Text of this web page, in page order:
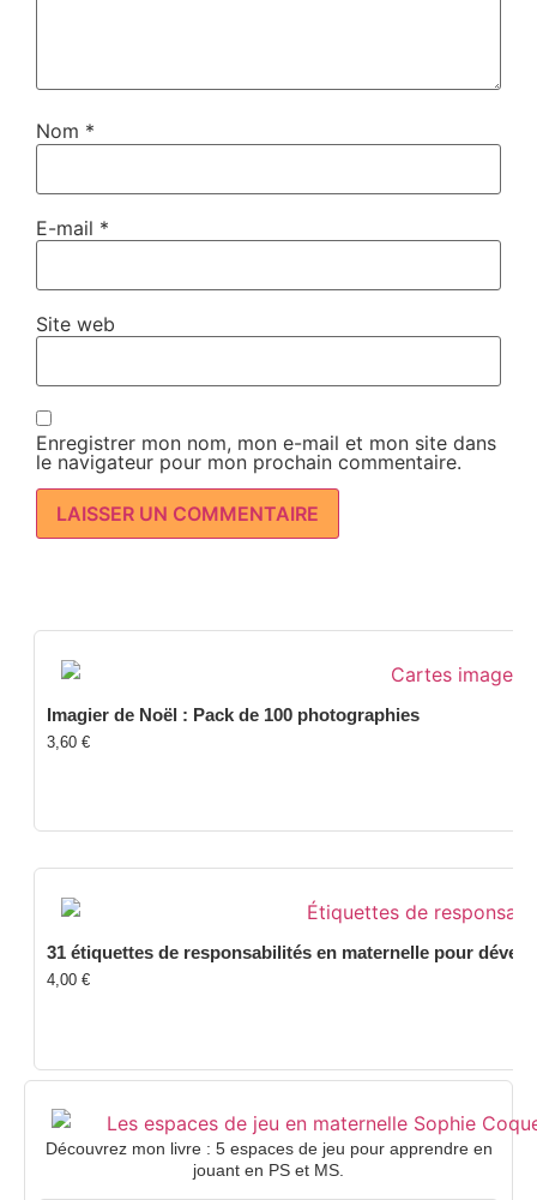
Nom *
E-mail *
Site web
Enregistrer mon nom, mon e-mail et mon site dans
le navigateur pour mon prochain commentaire.
Imagier de Noël : Pack de 100 photographies
3,60 €
31 étiquettes de responsabilités en maternelle pour
4,00 €
Découvrez mon livre : 5 espaces de jeu pour apprendre en
jouant en PS et MS.